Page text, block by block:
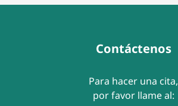
Contáctenos
Para hacer una cita,
por favor llame al: